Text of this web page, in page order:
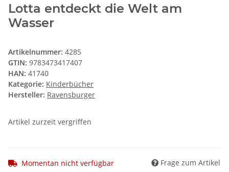
Lotta entdeckt die Welt am
Wasser
Artikelnummer: 4285
GTIN: 9783473417407
HAN: 41740
Kategorie: Kinderbücher
Hersteller: Ravensburger
Artikel zurzeit vergriffen
Momentan nicht verfügbar Frage zum Artikel